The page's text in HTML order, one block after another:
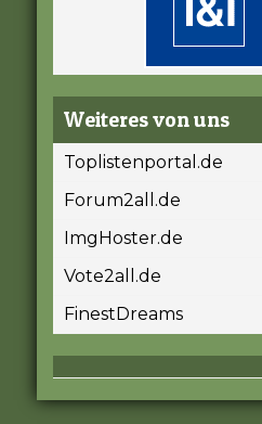
Weiteres von uns
Toplistenportal.de
Forum2all.de
ImgHoster.de
Vote2all.de
FinestDreams